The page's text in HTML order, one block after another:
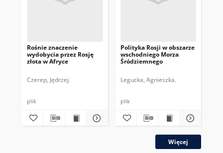
Rośnie znaczenie
wydobycia przez Rosję
złota w Afryce
Czerep, Jędrzej.
plik
Polityka Rosji w obszarze
wschodniego Morza
Śródziemnego
Legucka, Agnieszka.
plik
Więcej